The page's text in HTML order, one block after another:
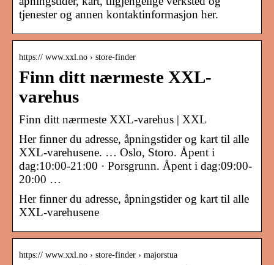
tjenester og annen kontaktinformasjon her.
https:// www.xxl.no › store-finder
Finn ditt nærmeste XXL-
varehus
Finn ditt nærmeste XXL-varehus | XXL
Her finner du adresse, åpningstider og kart til alle
XXL-varehusene. … Oslo, Storo. Åpent i
dag:10:00-21:00 · Porsgrunn. Åpent i dag:09:00-
20:00 …
Her finner du adresse, åpningstider og kart til alle
XXL-varehusene
https:// www.xxl.no › store-finder › majorstua